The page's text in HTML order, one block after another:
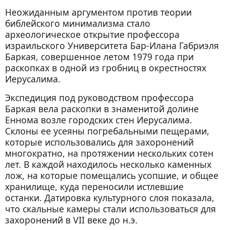
Неожиданным аргументом против теории
библейского минимализма стало
археологическое открытие профессора
израильского Университета Бар-Илана Габриэля
Баркая, совершенное летом 1979 года при
раскопках в одной из гробниц в окрестностях
Иерусалима.
Экспедиция под руководством профессора
Баркая вела раскопки в знаменитой долине
Еннома возле городских стен Иерусалима.
Склоны ее усеяны погребальными пещерами,
которые использовались для захоронений
многократно, на протяжении нескольких сотен
лет. В каждой находилось несколько каменных
лож, на которые помещались усопшие, и общее
хранилище, куда переносили истлевшие
останки. Датировка культурного слоя показала,
что скальные камеры стали использоваться для
захоронений в VII веке до н.э.